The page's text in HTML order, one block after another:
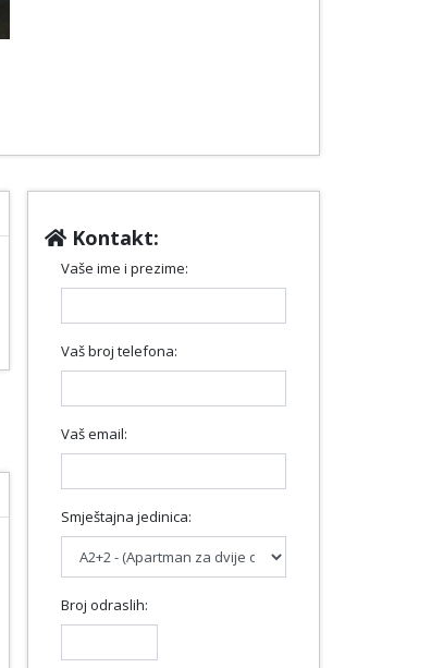
Kontakt:
Vaše ime i prezime:
Vaš broj telefona:
Vaš email:
Smještajna jedinica:
Broj odraslih: